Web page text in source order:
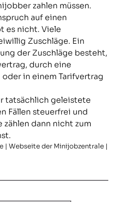
zahlen müssen.
auf einen
es nicht. Viele
Zuschläge. Ein
der Zuschläge besteht,
durch eine
in einem Tarifvertrag
tatsächlich geleistete
Fällen steuerfrei und
dann nicht zum
| Webseite der Minijobzentrale |